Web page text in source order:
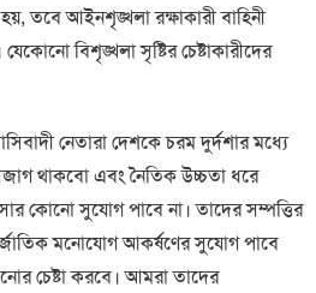
তবে আইনশৃঙ্খলা রক্ষাকারী বাহিনী
বিশৃঙ্খলা সৃষ্টির চেষ্টাকারীদের
নেতারা দেশকে চরম দুর্দশার মধ্যে
থাকবো এবং নৈতিক উচ্চতা ধরে
কোনো সুযোগ পাবে না। তাদের সম্পত্তির
মনোযোগ আকর্ষণের সুযোগ পাবে
চেষ্টা করবে। আমরা তাদের